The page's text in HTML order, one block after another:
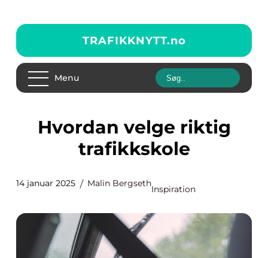
TRAFIKKNYTT.no
Menu
Hvordan velge riktig
trafikkskole
14 januar 2025 Malin Bergseth
Inspiration